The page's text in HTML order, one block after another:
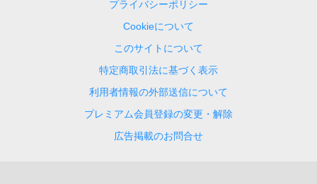
プライバシーポリシー
Cookieについて
このサイトについて
特定商取引法に基づく表示
利用者情報の外部送信について
プレミアム会員登録の変更・解除
広告掲載のお問合せ